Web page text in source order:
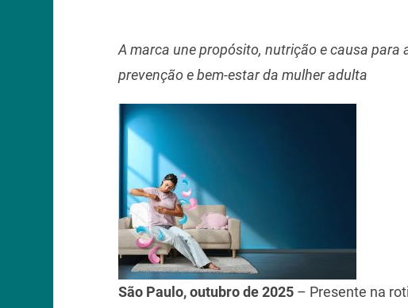
A marca une propósito, nutrição e causa
prevenção e bem-estar da mulher adulta
São Paulo, outubro de 2025– Presente na